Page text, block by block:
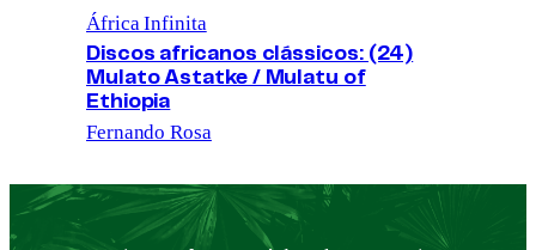
África Infinita
Discos africanos clássicos: (24)
Mulato Astatke / Mulatu of
Ethiopia
Fernando Rosa